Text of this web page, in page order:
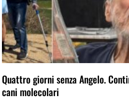
Quattro giorni senza Angelo.
cani molecolari